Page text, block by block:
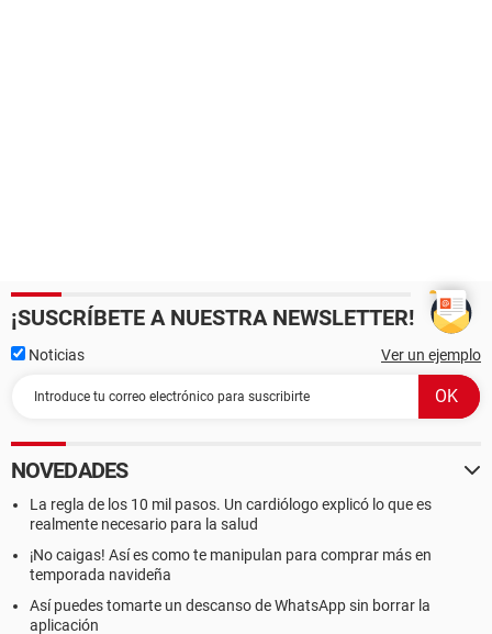
¡SUSCRÍBETE A NUESTRA NEWSLETTER!
Noticias Ver un ejemplo
NOVEDADES
La regla de los 10 mil pasos. Un cardiólogo explicó lo que es
realmente necesario para la salud
¡No caigas! Así es como te manipulan para comprar más en
temporada navideña
Así puedes tomarte un descanso de WhatsApp sin borrar la
aplicación